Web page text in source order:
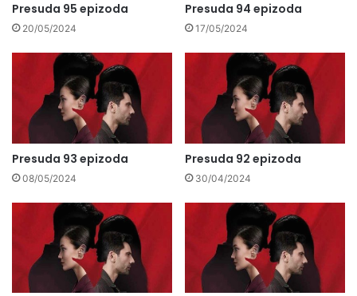
Presuda 95 epizoda
20/05/2024
Presuda 94 epizoda
17/05/2024
Presuda 93 epizoda
08/05/2024
Presuda 92 epizoda
30/04/2024